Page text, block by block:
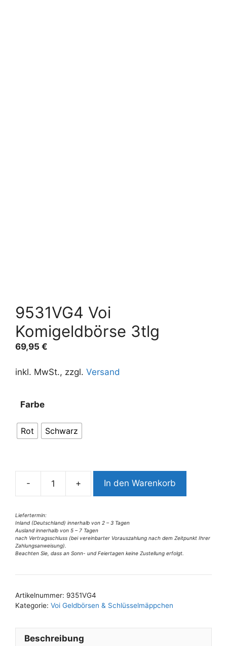
9531VG4 Voi
Komigeldbörse 3tlg
69,95 €
inkl. MwSt., zzgl. Versand
Farbe
Rot Schwarz
-
9531VG4
3tlg
Menge
+ In den Warenkorb
Liefertermin:
Inland (Deutschland) innerhalb von 2 – 3 Tagen
Ausland innerhalb von 5 – 7 Tagen
nach Vertragsschluss (bei vereinbarter Vorauszahlung nach dem Zeitpunkt Ihrer
Zahlungsanweisung).
Beachten Sie, dass an Sonn- und Feiertagen keine Zustellung erfolgt.
t
e
a
i
v
e
:
Artikelnummer: 9351VG4
Kategorie: Voi Geldbörsen & Schlüsselmäppchen
Beschreibung